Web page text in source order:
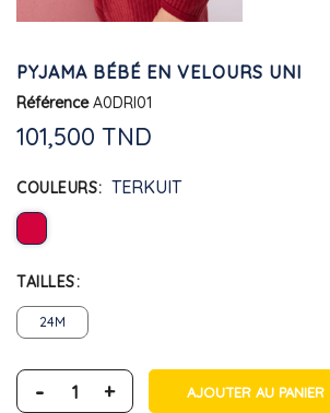
PYJAMA BÉBÉ EN VELOURS UNI
Référence A0DRI01
101,500 TND
COULEURS TERKUIT
TAILLES
24M
- + AJOUTER AU PANIER